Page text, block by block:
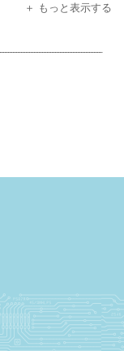
＋ もっと表示する